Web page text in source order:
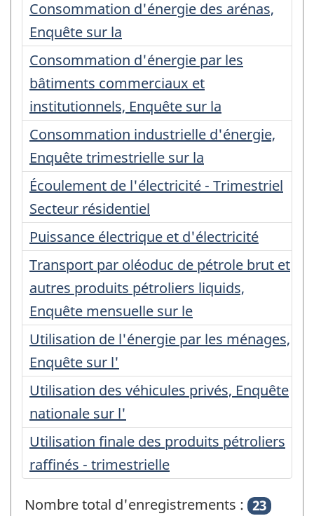
Consommation d'énergie des arénas,
Enquête sur la
Consommation d'énergie par les
bâtiments commerciaux et
institutionnels, Enquête sur la
Consommation industrielle d'énergie,
Enquête trimestrielle sur la
Écoulement de l'électricité - Trimestriel
Secteur résidentiel
Puissance électrique et d'électricité
Transport par oléoduc de pétrole brut et
autres produits pétroliers liquids,
Enquête mensuelle sur le
Utilisation de l'énergie par les ménages,
Enquête sur l'
Utilisation des véhicules privés, Enquête
nationale sur l'
Utilisation finale des produits pétroliers
raffinés - trimestrielle
Nombre total d'enregistrements : 23